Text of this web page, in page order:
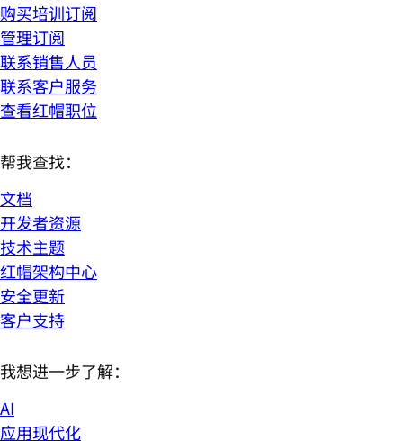
购买培训订阅
管理订阅
联系销售人员
联系客户服务
查看红帽职位
帮我查找：
文档
开发者资源
技术主题
红帽架构中心
安全更新
客户支持
我想进一步了解：
AI
应用现代化